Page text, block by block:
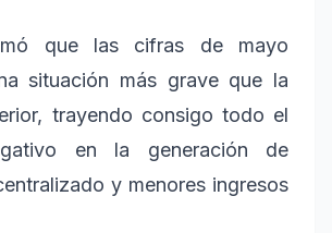
que las cifras de mayo
situación más grave que la
trayendo consigo todo el
en la generación de
y menores ingresos